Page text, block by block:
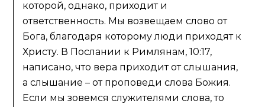
которой, однако, приходит и
ответственность. Мы возвещаем слово от
Бога, благодаря которому люди приходят к
Христу. В Послании к Римлянам, 10:17,
написано, что вера приходит от слышания,
а слышание – от проповеди слова Божия.
Если мы зовемся служителями слова, то